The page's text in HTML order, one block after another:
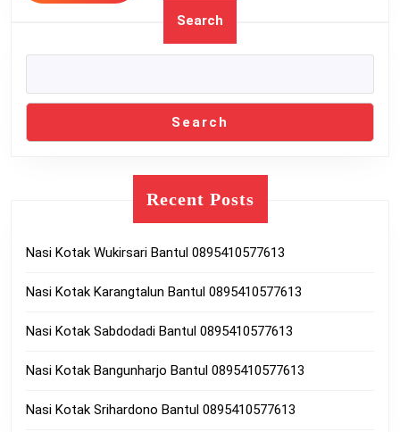
Search
Search
Recent Posts
Nasi Kotak Wukirsari Bantul 0895410577613
Nasi Kotak Karangtalun Bantul 0895410577613
Nasi Kotak Sabdodadi Bantul 0895410577613
Nasi Kotak Bangunharjo Bantul 0895410577613
Nasi Kotak Srihardono Bantul 0895410577613